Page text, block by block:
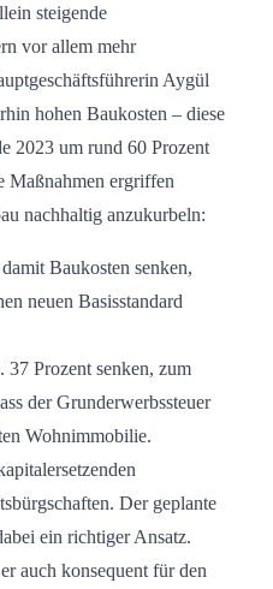
steigende
vor allem mehr
Aygül
hohen Baukosten – diese
2023 um rund 60 Prozent
Maßnahmen ergriffen
nachhaltig anzukurbeln:
Baukosten senken,
neuen Basisstandard
37 Prozent senken, zum
der Grunderwerbssteuer
Wohnimmobilie.
Der geplante
ein richtiger Ansatz.
auch konsequent für den